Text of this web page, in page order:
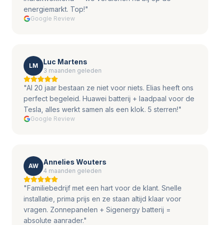
energiemarkt. Top!"
Google Review
LM Luc Martens
3 maanden geleden
"Al 20 jaar bestaan ze niet voor niets. Elias heeft ons
perfect begeleid. Huawei batterij + laadpaal voor de
Tesla, alles werkt samen als een klok. 5 sterren!"
Google Review
AW Annelies Wouters
4 maanden geleden
"Familiebedrijf met een hart voor de klant. Snelle
installatie, prima prijs en ze staan altijd klaar voor
vragen. Zonnepanelen + Sigenergy batterij =
absolute aanrader."